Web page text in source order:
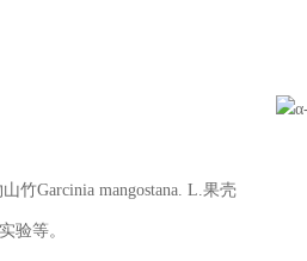
山竹Garcinia mangostana. L.果壳
验等。